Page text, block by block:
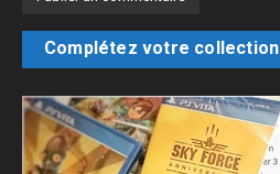
Complétez votre collection